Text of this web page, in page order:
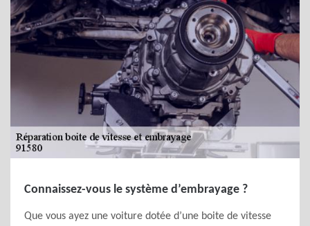
Connaissez-vous le système d’embrayage ?
Que vous ayez une voiture dotée d’une boite de vitesse